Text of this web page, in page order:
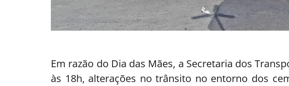
Em razão do Dia das Mães, a Secretaria dos
às 18h, alterações no trânsito no entorno dos